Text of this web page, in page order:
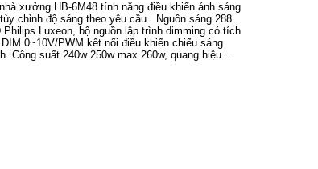
xưởng HB-6M48 tính năng điều khiển ánh sáng
chỉnh độ sáng theo yêu cầu.. Nguồn sáng 288
Philips Luxeon, bộ nguồn lập trình dimming có tích
0~10V/PWM kết nối điều khiển chiếu sáng
Công suất 240w 250w max 260w, quang hiệu...